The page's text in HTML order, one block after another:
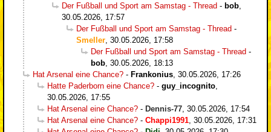
Der Fußball und Sport am Samstag - Thread - bob
30.05.2026, 17:57
Der Fußball und Sport am Samstag - Thread -
Smeller 30.05.2026, 17:58
Der Fußball und Sport am Samstag - Thread -
bob 30.05.2026, 18:13
Hat Arsenal eine Chance? - Frankonius 30.05.2026, 17:26
Hatte Paderborn eine Chance? - guy_incognito
30.05.2026, 17:55
Hat Arsenal eine Chance? - Dennis-77 30.05.2026, 17:54
Hat Arsenal eine Chance? - Chappi1991 30.05.2026, 17:31